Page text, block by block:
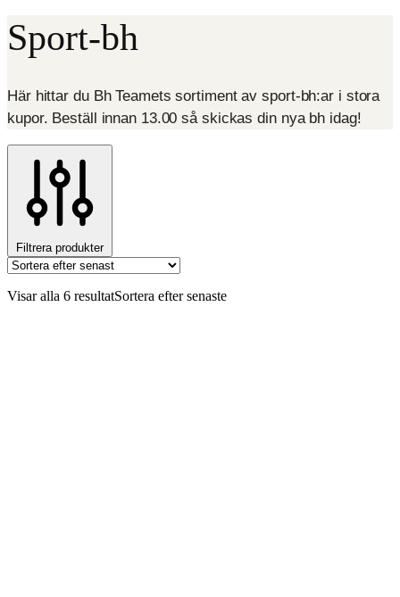
Sport-bh
Här hittar du Bh Teamets sortiment av sport-bh:ar i stora
kupor. Beställ innan 13.00 så skickas din nya bh idag!
Filtrera produkter
Visar alla 6 resultatSortera efter senaste